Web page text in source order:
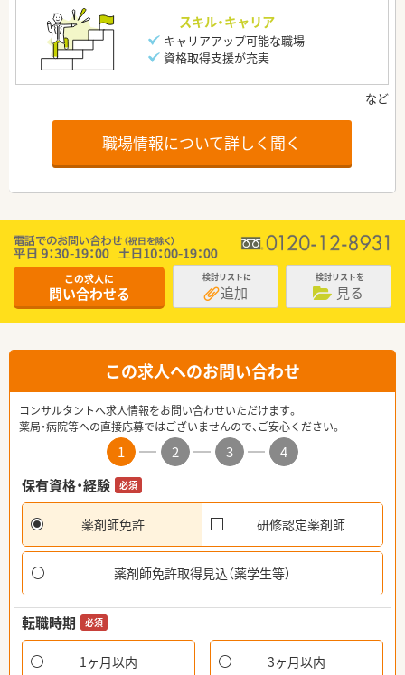
スキル・キャリア
キャリアアップ可能な職場
資格取得支援が充実
職場情報について詳しく聞く
この求人に
問い合わせる
検討リストに
追加
検討リストを
見る
この求人へのお問い合わせ
コンサルタントへ求人情報をお問い合わせいただけます。
薬局・病院等への直接応募ではございませんので、ご安心ください。
1 2 3
4
保有資格・経験
必須
薬剤師免許 研修認定薬剤師
薬剤師免許取得見込（薬学生等）
転職時期 必須
1ヶ月以内 3ヶ月以内